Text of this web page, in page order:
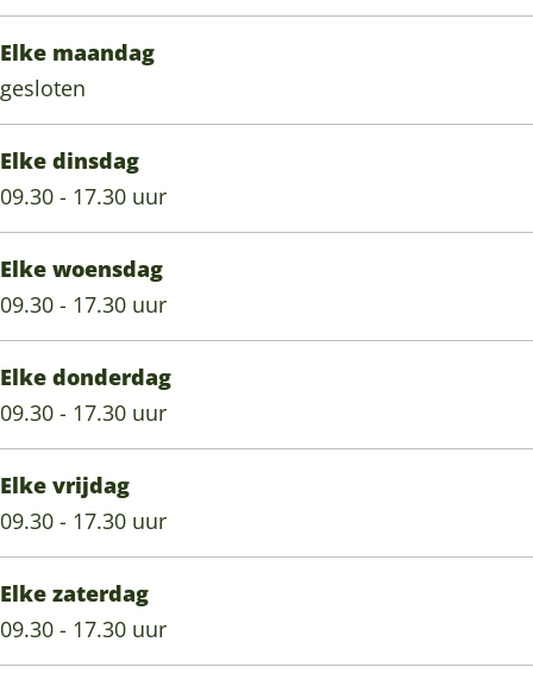
Elke maandag
gesloten
Elke dinsdag
09.30 - 17.30 uur
Elke woensdag
09.30 - 17.30 uur
Elke donderdag
09.30 - 17.30 uur
Elke vrijdag
09.30 - 17.30 uur
Elke zaterdag
09.30 - 17.30 uur